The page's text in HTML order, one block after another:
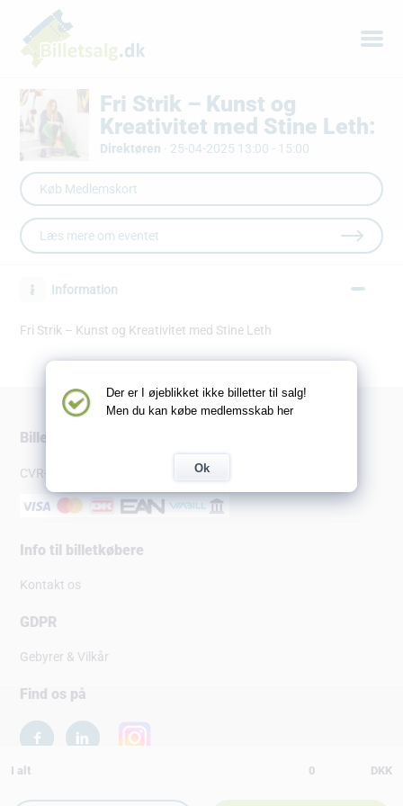
Fri Strik – Kunst og
Kreativitet med Stine Leth:
Direktøren · 25-04-2025 13:00 - 15:00
Læs mere om eventet
Information
Fri Strik – Kunst og Kreativitet med Stine Leth
I alt 0 DKK
Der er I øjeblikket ikke billetter til salg!
Men du kan købe medlemsskab her
Ok
Billetsalg.dk
CVR-nr: 10147751
Info til billetkøbere
Kontakt os
GDPR
Gebyrer & Vilkår
Find os på